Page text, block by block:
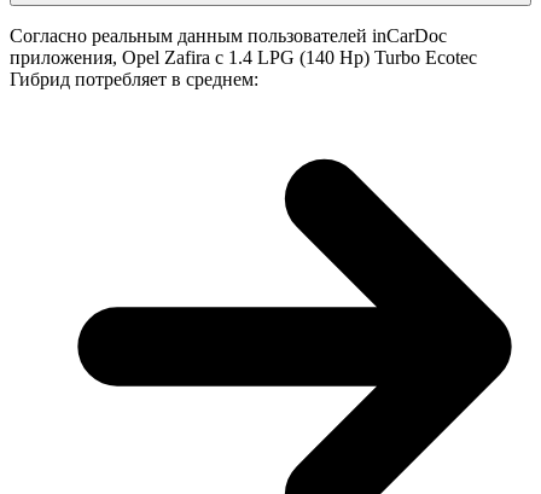
Согласно реальным данным пользователей inCarDoc
приложения, Opel Zafira с 1.4 LPG (140 Hp) Turbo Ecotec
Гибрид потребляет в среднем: